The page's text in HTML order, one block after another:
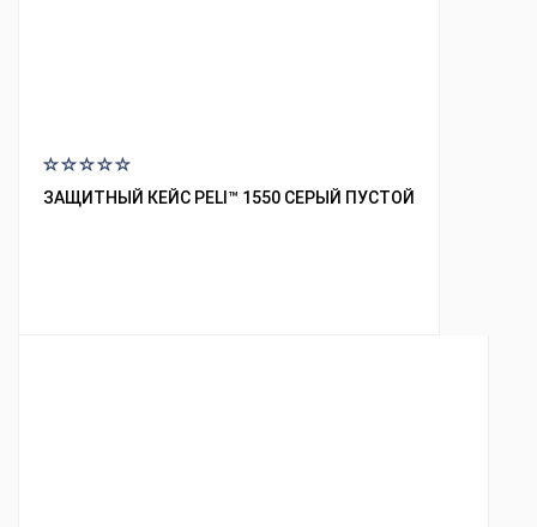
ЗАЩИТНЫЙ КЕЙС PELI™ 1550 СЕРЫЙ ПУСТОЙ